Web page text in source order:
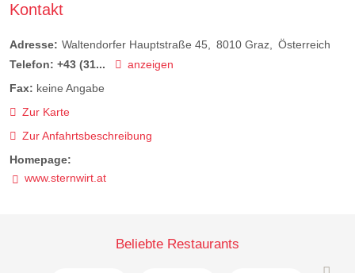
Kontakt
Adresse: Waltendorfer Hauptstraße 45 8010 Graz
Österreich
Telefon: +43 (31...
anzeigen
Fax: keine Angabe
Zur Karte
Zur Anfahrtsbeschreibung
Homepage:
www.sternwirt.at
Beliebte Restaurants